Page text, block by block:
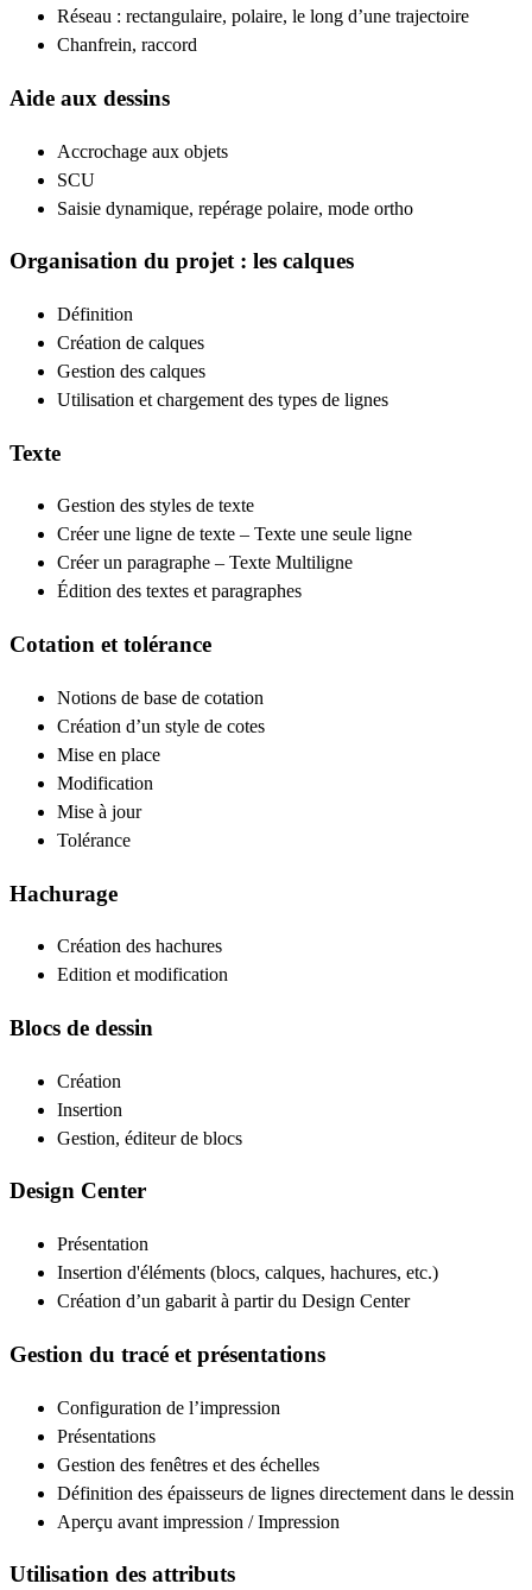
Réseau : rectangulaire, polaire, le long d’une trajectoire
Chanfrein, raccord
Aide aux dessins
Accrochage aux objets
SCU
Saisie dynamique, repérage polaire, mode ortho
Organisation du projet : les calques
Définition
Création de calques
Gestion des calques
Utilisation et chargement des types de lignes
Texte
Gestion des styles de texte
Créer une ligne de texte – Texte une seule ligne
Créer un paragraphe – Texte Multiligne
Édition des textes et paragraphes
Cotation et tolérance
Notions de base de cotation
Création d’un style de cotes
Mise en place
Modification
Mise à jour
Tolérance
Hachurage
Création des hachures
Edition et modification
Blocs de dessin
Création
Insertion
Gestion, éditeur de blocs
Design Center
Présentation
Insertion d'éléments (blocs, calques, hachures, etc.)
Création d’un gabarit à partir du Design Center
Gestion du tracé et présentations
Configuration de l’impression
Présentations
Gestion des fenêtres et des échelles
Définition des épaisseurs de lignes directement dans le dessin
Aperçu avant impression / Impression
Utilisation des attributs